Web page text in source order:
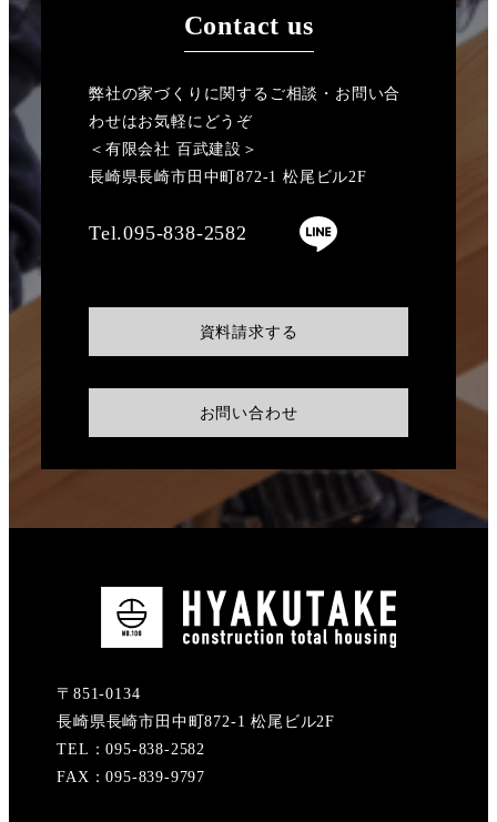
Contact us
弊社の家づくりに関するご相談・お問い合
わせはお気軽にどうぞ
＜有限会社 百武建設＞
長崎県長崎市田中町872-1 松尾ビル2F
Tel.095-838-2582
資料請求する
お問い合わせ
〒851-0134
長崎県長崎市田中町872-1 松尾ビル2F
TEL：095-838-2582
FAX：095-839-9797